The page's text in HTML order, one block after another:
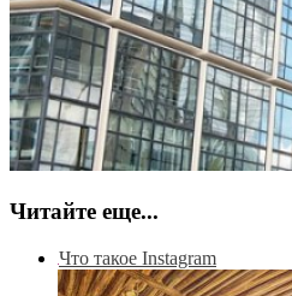
Читайте еще...
Что такое Instagram